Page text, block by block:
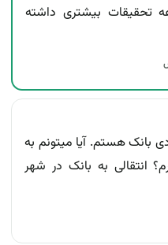
تحقیقات بیشتری داشته
بانک هستم. آیا میتونم به
انتقالی به بانک در شهر